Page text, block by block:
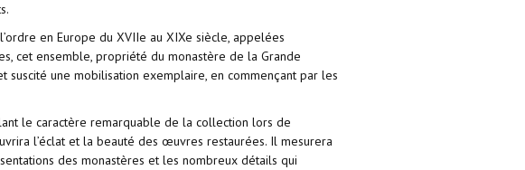
en Europe du XVIIe au XIXe siècle, appelées
cet ensemble, propriété du monastère de la Grande
une mobilisation exemplaire, en commençant par les
le caractère remarquable de la collection lors de
l’éclat et la beauté des œuvres restaurées. Il mesurera
des monastères et les nombreux détails qui